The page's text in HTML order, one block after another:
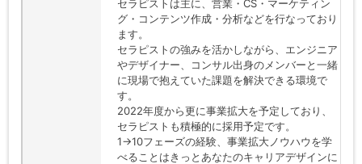
セラピストは主に、営業・CS・マーケティン
グ・コンテンツ作成・分析などを行なっており
ます。
セラピストの強みを活かしながら、エンジニア
やデザイナー、コンサル出身のメンバーと一緒
に現場で抱えていた課題を解決できる環境で
す。
2022年度から更に事業拡大を予定しており、
セラピストも積極的に採用予定です。
1→10フェーズの経験、事業拡大ノウハウを学
べることはきっとあなたのキャリアデザインに